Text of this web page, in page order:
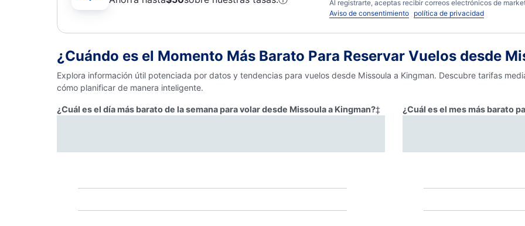
Al registrarte, aceptas recibir correos electrónicos de
Aviso de consentimiento política de privacidad
¿Cuándo es el Momento Más Barato Para Reservar Vuelos desde
Explora información útil potenciada por datos y tendencias para vuelos desde Missoula a Kingman. Descubre tarifas
cómo planificar de manera inteligente.
¿Cuál es el día más barato de la semana para volar desde Missoula a Kingman?‡ ¿Cuál es el mes más barato